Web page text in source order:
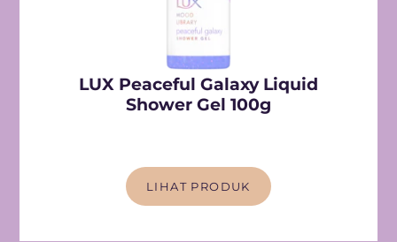
LUX Peaceful Galaxy Liquid
Shower Gel 100g
LIHAT PRODUK